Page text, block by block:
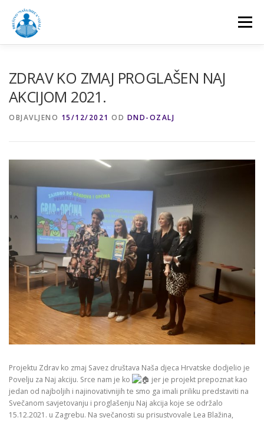
sadržaj
Izbornik
ZDRAV KO ZMAJ PROGLAŠEN NAJ
AKCIJOM 2021.
OBJAVLJENO 15/12/2021 OD DND-OZALJ
Projektu Zdrav ko zmaj Savez društava Naša djeca Hrvatske dodjelio je
Povelju za Naj akciju. Srce nam je ko
jer je projekt prepoznat kao
jedan od najboljih i najinovativnijih te smo ga imali priliku predstaviti na
Svečanom savjetovanju i proglašenju Naj akcija koje se održalo
15.12.2021. u Zagrebu. Na svečanosti su prisustvovale Lea Blažina,